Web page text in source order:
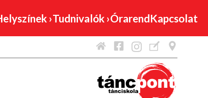
›Tudnivalók ›ÓrarendKapcsolat